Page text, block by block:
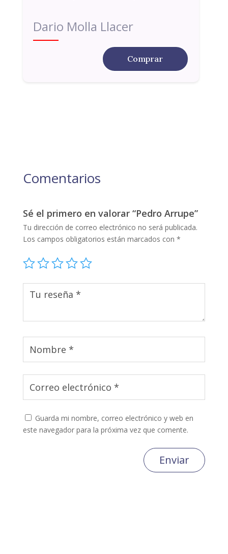
Dario Molla Llacer
Comprar
Comentarios
Sé el primero en valorar “Pedro Arrupe”
Tu dirección de correo electrónico no será publicada.
Los campos obligatorios están marcados con *
Guarda mi nombre, correo electrónico y web en
este navegador para la próxima vez que comente.
Enviar